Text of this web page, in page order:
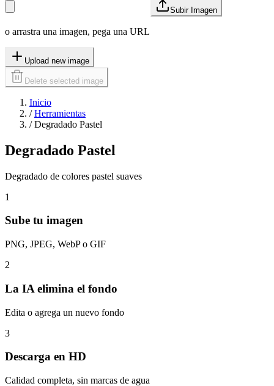
Subir Imagen
o arrastra una imagen, pega una URL
Upload new image
Delete selected image
Inicio
/ Herramientas
/ Degradado Pastel
Degradado Pastel
Degradado de colores pastel suaves
1
Sube tu imagen
PNG, JPEG, WebP o GIF
2
La IA elimina el fondo
Edita o agrega un nuevo fondo
3
Descarga en HD
Calidad completa, sin marcas de agua